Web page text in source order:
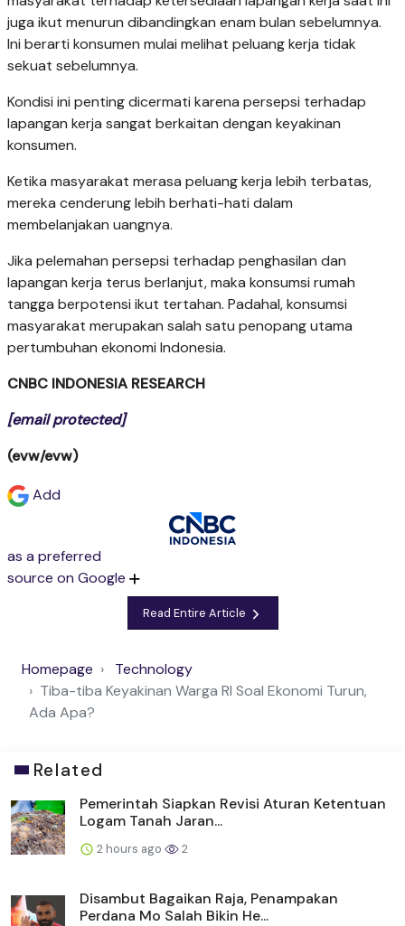
juga ikut menurun dibandingkan enam bulan sebelumnya.
Ini berarti konsumen mulai melihat peluang kerja tidak
sekuat sebelumnya.
Kondisi ini penting dicermati karena persepsi terhadap
lapangan kerja sangat berkaitan dengan keyakinan
konsumen.
Ketika masyarakat merasa peluang kerja lebih terbatas,
mereka cenderung lebih berhati-hati dalam
membelanjakan uangnya.
Jika pelemahan persepsi terhadap penghasilan dan
lapangan kerja terus berlanjut, maka konsumsi rumah
tangga berpotensi ikut tertahan. Padahal, konsumsi
masyarakat merupakan salah satu penopang utama
pertumbuhan ekonomi Indonesia.
CNBC INDONESIA RESEARCH
[email protected]
(evw/evw)
Add
as a preferred
source on Google
Read Entire Article
Homepage
Technology
Tiba-tiba Keyakinan Warga RI Soal Ekonomi Turun,
Ada Apa?
Related
Pemerintah Siapkan Revisi Aturan Ketentuan
Logam Tanah Jaran...
2 hours ago 2
Disambut Bagaikan Raja, Penampakan
Perdana Mo Salah Bikin He...